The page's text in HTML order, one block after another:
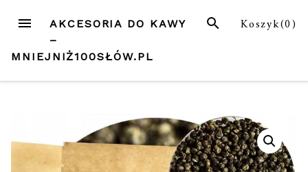
treści
MENU Koszyk(0)
SZUKAJ
AKCESORIA DO KAWY
–
MNIEJNIŻ100SŁÓW.PL